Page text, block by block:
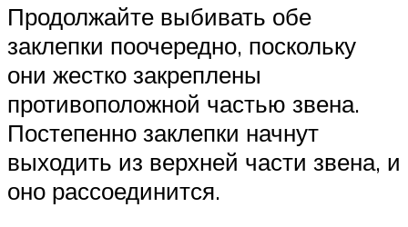
Продолжайте выбивать обе
заклепки поочередно, поскольку
они жестко закреплены
противоположной частью звена.
Постепенно заклепки начнут
выходить из верхней части звена, и
оно рассоединится.